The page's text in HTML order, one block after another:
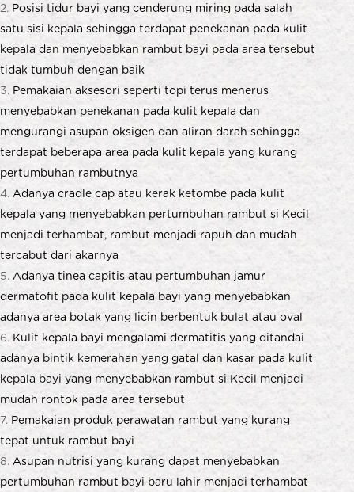
Posisi tidur bayi yang cenderung miring pada salah
satu sisi kepala sehingga terdapat penekanan pada kulit
kepala dan menyebabkan rambut bayi pada area tersebut
tidak tumbuh dengan baik
Pemakaian aksesori seperti topi terus menerus
menyebabkan penekanan pada kulit kepala dan
mengurangi asupan oksigen dan aliran darah sehingga
terdapat beberapa area pada kulit kepala yang kurang
pertumbuhan rambutnya
Adanya cradle cap atau kerak ketombe pada kulit
kepala yang menyebabkan pertumbuhan rambut si Kecil
menjadi terhambat, rambut menjadi rapuh dan mudah
tercabut dari akarnya
Adanya tinea capitis atau pertumbuhan jamur
dermatofit pada kulit kepala bayi yang menyebabkan
adanya area botak yang licin berbentuk bulat atau oval
Kulit kepala bayi mengalami dermatitis yang ditandai
adanya bintik kemerahan yang gatal dan kasar pada kulit
kepala bayi yang menyebabkan rambut si Kecil menjadi
mudah rontok pada area tersebut
Pemakaian produk perawatan rambut yang kurang
tepat untuk rambut bayi
Asupan nutrisi yang kurang dapat menyebabkan
pertumbuhan rambut bayi baru lahir menjadi terhambat